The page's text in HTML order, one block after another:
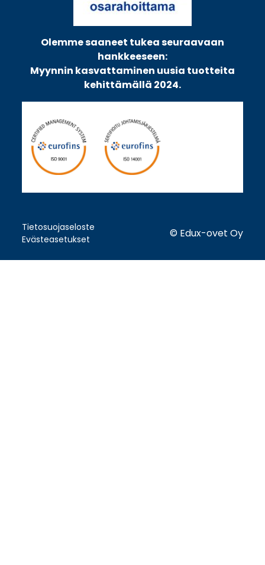
Olemme saaneet tukea seuraavaan
hankkeeseen:
Myynnin kasvattaminen uusia tuotteita
kehittämällä 2024.
Tietosuojaseloste
Evästeasetukset
© Edux-ovet Oy